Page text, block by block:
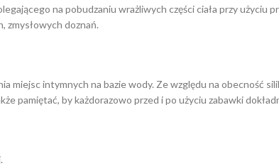
na pobudzaniu wrażliwych części ciała przy użyciu
zmysłowych doznań.
miejsc intymnych na bazie wody. Ze względu na obecność
pamiętać, by każdorazowo przed i po użyciu zabawki